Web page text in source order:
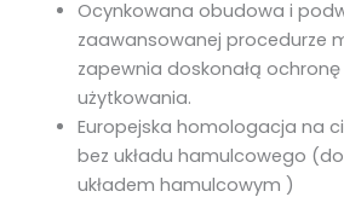
Ocynkowana obudowa i
zaawansowanej procedurze
zapewnia doskonałą
użytkowania.
Europejska homologacja na
bez układu hamulcowego
układem hamulcowym )